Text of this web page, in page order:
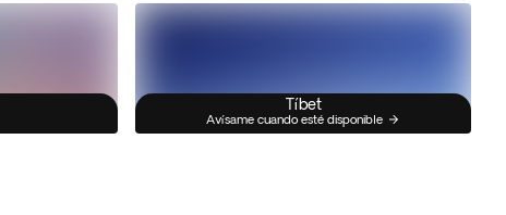
Tíbet
Avísame cuando esté disponible